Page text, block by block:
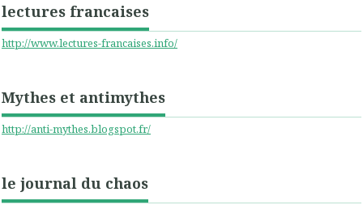
lectures francaises
http://www.lectures-francaises.info/
Mythes et antimythes
http://anti-mythes.blogspot.fr/
le journal du chaos